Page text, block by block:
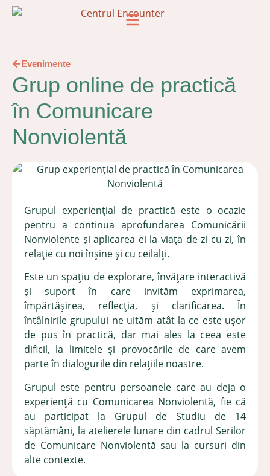
Evenimente
Grup online de practică
în Comunicare
Nonviolentă
Grupul experiențial de practică este o ocazie
pentru a continua aprofundarea Comunicării
Nonviolente și aplicarea ei la viața de zi cu zi, în
relație cu noi înșine și cu ceilalți.
Este un spaţiu de explorare, învăţare interactivă
şi suport în care invităm exprimarea,
împărtășirea, reflecția, și clarificarea. În
întâlnirile grupului ne uităm atât la ce este ușor
de pus în practică, dar mai ales la ceea este
dificil, la limitele și provocările de care avem
parte în dialogurile din relațiile noastre.
Grupul este pentru persoanele care au deja o
experienţă cu Comunicarea Nonviolentă, fie că
au participat la Grupul de Studiu de 14
săptămâni, la atelierele lunare din cadrul Serilor
de Comunicare Nonviolentă sau la cursuri din
alte contexte.